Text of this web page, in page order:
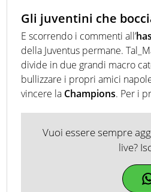
Gli juventini che
E scorrendo i commenti all’
della Juventus permane.
divide in due grandi macro
bullizzare i propri amici
vincere la Champions. Per i
Vuoi essere sempre
live?